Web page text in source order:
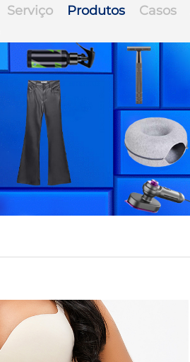
Serviço Produtos Casos